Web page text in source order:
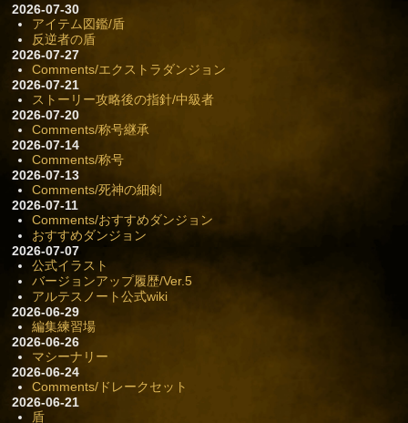
2026-07-30
アイテム図鑑/盾
反逆者の盾
2026-07-27
Comments/エクストラダンジョン
2026-07-21
ストーリー攻略後の指針/中級者
2026-07-20
Comments/称号継承
2026-07-14
Comments/称号
2026-07-13
Comments/死神の細剣
2026-07-11
Comments/おすすめダンジョン
おすすめダンジョン
2026-07-07
公式イラスト
バージョンアップ履歴/Ver.5
アルテスノート公式wiki
2026-06-29
編集練習場
2026-06-26
マシーナリー
2026-06-24
Comments/ドレークセット
2026-06-21
盾